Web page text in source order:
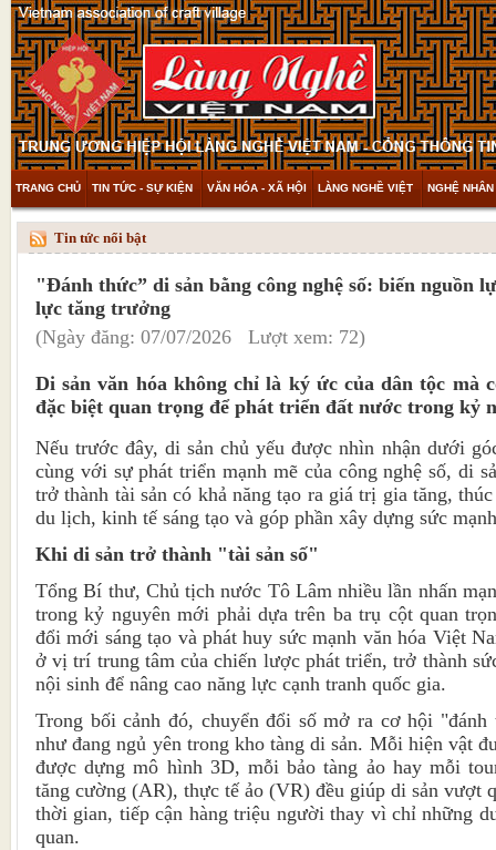
TRANG CHỦ TIN TỨC - SỰ KIỆN VĂN HÓA - XÃ HỘI LÀNG NGHỀ VIỆT NGHỆ
THAM KHẢO & KHÁM PHÁ VIDEO
Tin tức nổi bật
"Đánh thức” di sản bằng công nghệ số: biến nguồn
lực tăng trưởng
(Ngày đăng: 07/07/2026 Lượt xem: 72)
Di sản văn hóa không chỉ là ký ức của dân tộc mà
đặc biệt quan trọng để phát triển đất nước trong kỷ
Nếu trước đây, di sản chủ yếu được nhìn nhận dưới
cùng với sự phát triển mạnh mẽ của công nghệ số, di
trở thành tài sản có khả năng tạo ra giá trị gia tăng,
du lịch, kinh tế sáng tạo và góp phần xây dựng sức
Khi di sản trở thành "tài sản số"
Tổng Bí thư, Chủ tịch nước Tô Lâm nhiều lần nhấn
trong kỷ nguyên mới phải dựa trên ba trụ cột quan
đổi mới sáng tạo và phát huy sức mạnh văn hóa Việt
ở vị trí trung tâm của chiến lược phát triển, trở thành
nội sinh để nâng cao năng lực cạnh tranh quốc gia.
Trong bối cảnh đó, chuyển đổi số mở ra cơ hội
như đang ngủ yên trong kho tàng di sản. Mỗi hiện vật
được dựng mô hình 3D, mỗi bảo tàng ảo hay mỗi
tăng cường (AR), thực tế ảo (VR) đều giúp di sản vượt
thời gian, tiếp cận hàng triệu người thay vì chỉ những
quan.